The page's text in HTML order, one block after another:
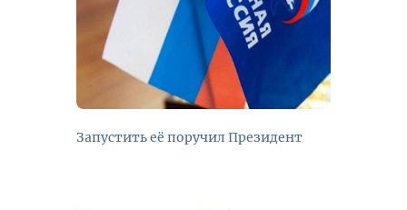
Запустить её поручил Президент